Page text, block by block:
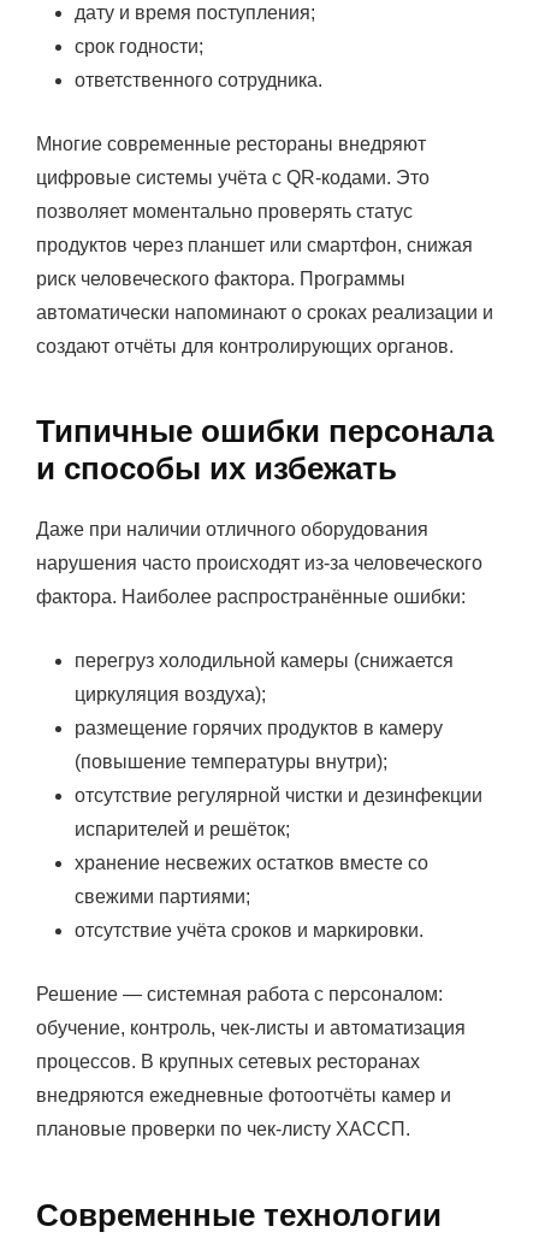
дату и время поступления;
срок годности;
ответственного сотрудника.
Многие современные рестораны внедряют
цифровые системы учёта с QR-кодами. Это
позволяет моментально проверять статус
продуктов через планшет или смартфон, снижая
риск человеческого фактора. Программы
автоматически напоминают о сроках реализации и
создают отчёты для контролирующих органов.
Типичные ошибки персонала
и способы их избежать
Даже при наличии отличного оборудования
нарушения часто происходят из-за человеческого
фактора. Наиболее распространённые ошибки:
перегруз холодильной камеры (снижается
циркуляция воздуха);
размещение горячих продуктов в камеру
(повышение температуры внутри);
отсутствие регулярной чистки и дезинфекции
испарителей и решёток;
хранение несвежих остатков вместе со
свежими партиями;
отсутствие учёта сроков и маркировки.
Решение — системная работа с персоналом:
обучение, контроль, чек-листы и автоматизация
процессов. В крупных сетевых ресторанах
внедряются ежедневные фотоотчёты камер и
плановые проверки по чек-листу ХАССП.
Современные технологии